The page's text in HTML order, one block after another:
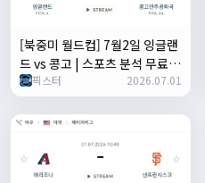
[북중미 월드컵] 7월2일 잉글랜
드 vs 콩고 | 스포츠 분석 무료
중계 토친놈
픽스터 2026.07.01